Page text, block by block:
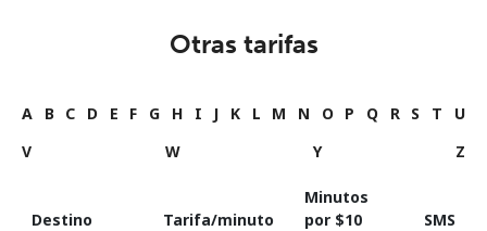
Otras tarifas
A B C D E F G H I J K L M N O P Q R S T
U
V
W Y Z
Destino Tarifa/minuto
Minutos
por ⁦$10⁩
SMS